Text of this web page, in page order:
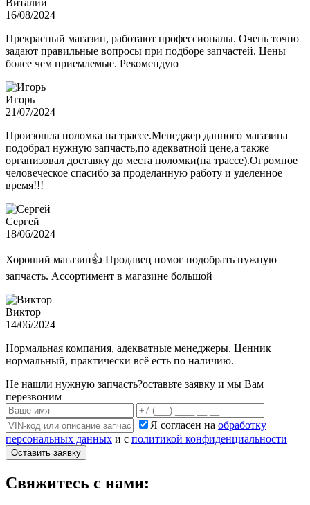
Виталий
16/08/2024
Прекрасный магазин, работают профессионалы. Очень точно
задают правильные вопросы при подборе запчастей. Цены
более чем приемлемые. Рекомендую
Игорь
21/07/2024
Произошла поломка на трассе.Менеджер данного магазина
подобрал нужную запчасть,по адекватной цене,а также
организовал доставку до места поломки(на трассе).Огромное
человеческое спасибо за проделанную работу и уделенное
время!!!
Сергей
18/06/2024
Хороший магазин👍 Продавец помог подобрать нужную
запчасть. Ассортимент в магазине большой
Виктор
14/06/2024
Нормальная компания, адекватные менеджеры. Ценник
нормальный, практически всё есть по наличию.
Не нашли нужную запчасть?оставьте заявку и мы Вам
перезвоним
Я согласен на обработку
персональных данных и с политикой конфиденциальности
Оставить заявку
Свяжитесь с нами: